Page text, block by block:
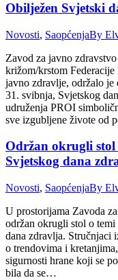
Obilježen Svjetski
Novosti, SaopćenjaBy
Zavod za javno
križom/krstom
javno zdravlje, održalo je
31. svibnja, Svjetskog
udruženja PROI
sve izgubljene živote od
Održan okrugli stol
Svjetskog dana
Novosti, SaopćenjaBy
U prostorijama Zavoda
održan okrugli stol o
dana zdravlja. Stručnjaci
o trendovima i
sigurnosti hrane koji se
bila da se…